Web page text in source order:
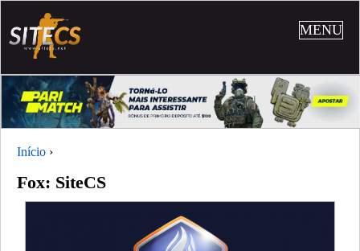
MENU
Início ›
Fox: SiteCS